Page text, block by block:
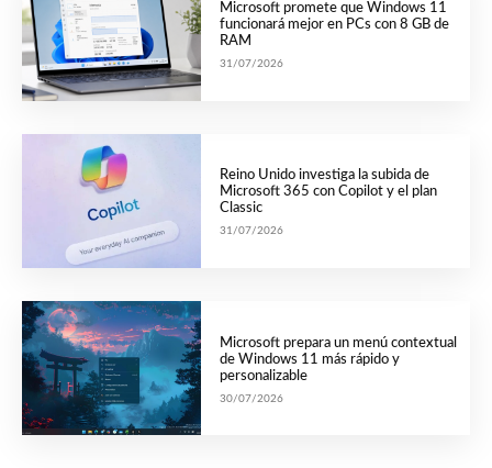
Microsoft promete que Windows 11
funcionará mejor en PCs con 8 GB de
RAM
31/07/2026
Reino Unido investiga la subida de
Microsoft 365 con Copilot y el plan
Classic
31/07/2026
Microsoft prepara un menú contextual
de Windows 11 más rápido y
personalizable
30/07/2026